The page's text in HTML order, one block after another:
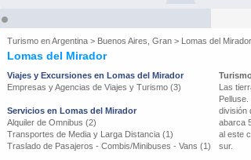
Turismo enArgentina > Buenos Aires, Gran > Lomas del Mirador
Lomas del Mirador
Viajes y Excursiones en Lomas del Mirador
Empresas y Agencias de Viajes y Turismo (3)
Servicios en Lomas del Mirador
Alquiler de Omnibus (2)
Transportes de Media y Larga Distancia (1)
Traslado de Pasajeros - Combis/Minibuses - Vans (1)
Las
división
abarca
al este
sur.